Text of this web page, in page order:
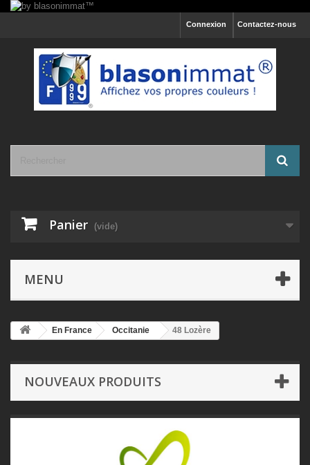
Contactez-nous
Connexion
Panier (vide)
MENU
En France Occitanie 48 Lozère
NOUVEAUX PRODUITS